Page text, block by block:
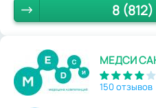
8
МЕДСИ
150 отзывов